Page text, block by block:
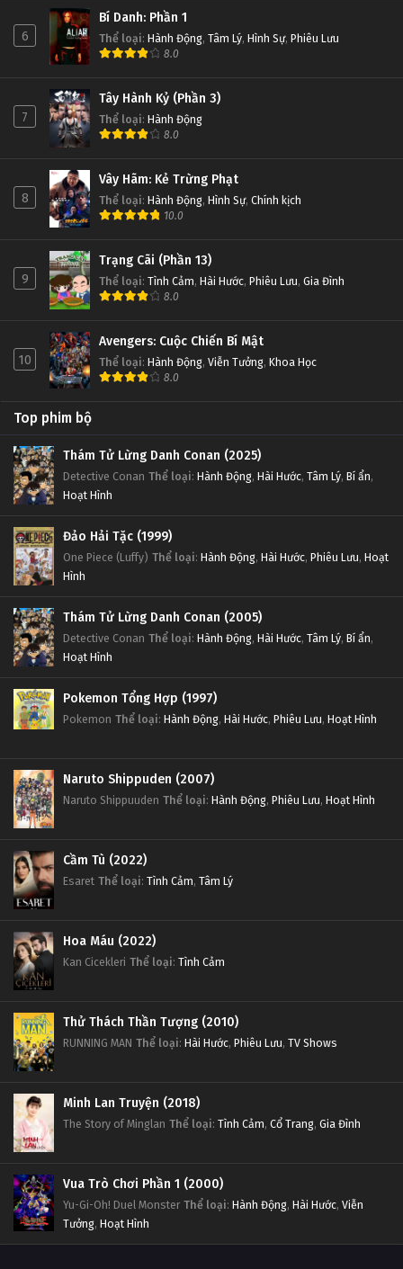
6
Bí Danh: Phần 1
Thể loại: Hành Động, Tâm Lý, Hình Sự, Phiêu Lưu
8.0
7
Tây Hành Kỷ (Phần 3)
Thể loại: Hành Động
8.0
8
Vây Hãm: Kẻ Trừng Phạt
Thể loại: Hành Động, Hình Sự, Chính kịch
10.0
9
Trạng Cãi (Phần 13)
Thể loại: Tình Cảm, Hài Hước, Phiêu Lưu, Gia Đình
8.0
10
Avengers: Cuộc Chiến Bí Mật
Thể loại: Hành Động, Viễn Tưởng, Khoa Học
8.0
Top phim bộ
Thám Tử Lừng Danh Conan (2025)
Detective Conan Thể loại: Hành Động, Hài Hước, Tâm Lý, Bí ẩn,
Hoạt Hình
Đảo Hải Tặc (1999)
One Piece (Luffy) Thể loại: Hành Động, Hài Hước, Phiêu Lưu, Hoạt
Hình
Thám Tử Lừng Danh Conan (2005)
Detective Conan Thể loại: Hành Động, Hài Hước, Tâm Lý, Bí ẩn,
Hoạt Hình
Pokemon Tổng Hợp (1997)
Pokemon Thể loại: Hành Động, Hài Hước, Phiêu Lưu, Hoạt Hình
Naruto Shippuden (2007)
Naruto Shippuuden Thể loại: Hành Động, Phiêu Lưu, Hoạt Hình
Cầm Tù (2022)
Esaret Thể loại: Tình Cảm, Tâm Lý
Hoa Máu (2022)
Kan Cicekleri Thể loại: Tình Cảm
Thử Thách Thần Tượng (2010)
RUNNING MAN Thể loại: Hài Hước, Phiêu Lưu, TV Shows
Minh Lan Truyện (2018)
The Story of Minglan Thể loại: Tình Cảm, Cổ Trang, Gia Đình
Vua Trò Chơi Phần 1 (2000)
Yu-Gi-Oh! Duel Monster Thể loại: Hành Động, Hài Hước, Viễn
Tưởng, Hoạt Hình